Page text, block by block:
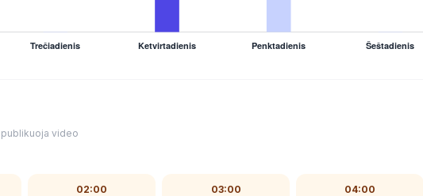
publikuoja video
02:00 03:00 04:00